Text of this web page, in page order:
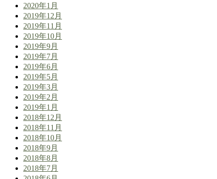
2020年1月
2019年12月
2019年11月
2019年10月
2019年9月
2019年7月
2019年6月
2019年5月
2019年3月
2019年2月
2019年1月
2018年12月
2018年11月
2018年10月
2018年9月
2018年8月
2018年7月